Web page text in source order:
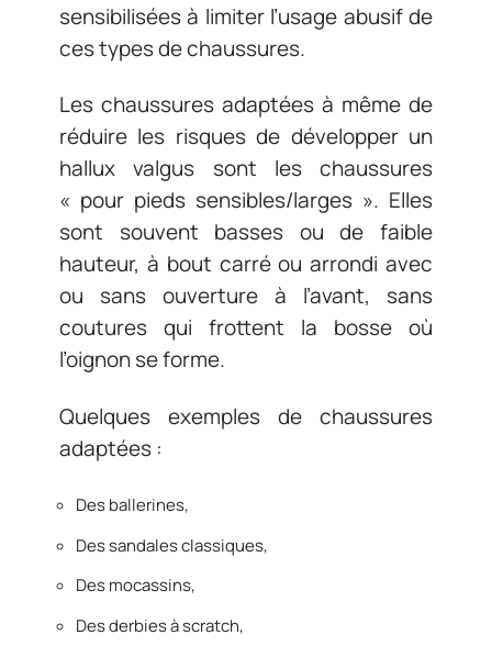
sensibilisées à limiter l’usage abusif de
ces types de chaussures.
Les chaussures adaptées à même de
réduire les risques de développer un
hallux valgus sont les chaussures
« pour pieds sensibles/larges ». Elles
sont souvent basses ou de faible
hauteur, à bout carré ou arrondi avec
ou sans ouverture à l’avant, sans
coutures qui frottent la bosse où
l’oignon se forme.
Quelques exemples de chaussures
adaptées :
Des ballerines,
Des sandales classiques,
Des mocassins,
Des derbies à scratch,